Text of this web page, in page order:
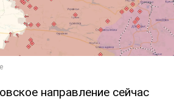
направление сейчас